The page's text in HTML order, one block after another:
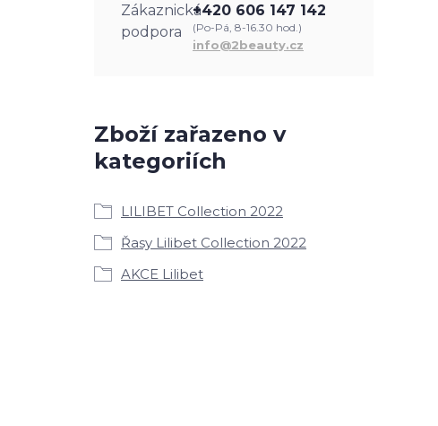
Zboží zařazeno v
kategoriích
LILIBET Collection 2022
Řasy Lilibet Collection 2022
AKCE Lilibet
+420 606 147 142
(Po-Pá, 8-16.30 hod.)
info@2beauty.cz